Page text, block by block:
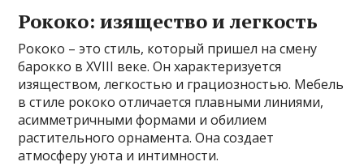
Рококо: изящество и легкость
Рококо – это стиль, который пришел на смену
барокко в XVIII веке. Он характеризуется
изяществом, легкостью и грациозностью. Мебель
в стиле рококо отличается плавными линиями,
асимметричными формами и обилием
растительного орнамента. Она создает
атмосферу уюта и интимности.